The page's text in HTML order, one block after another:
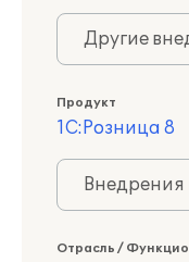
Другие
Продукт
1С:Розница 8
Внедрения
Отрасль /